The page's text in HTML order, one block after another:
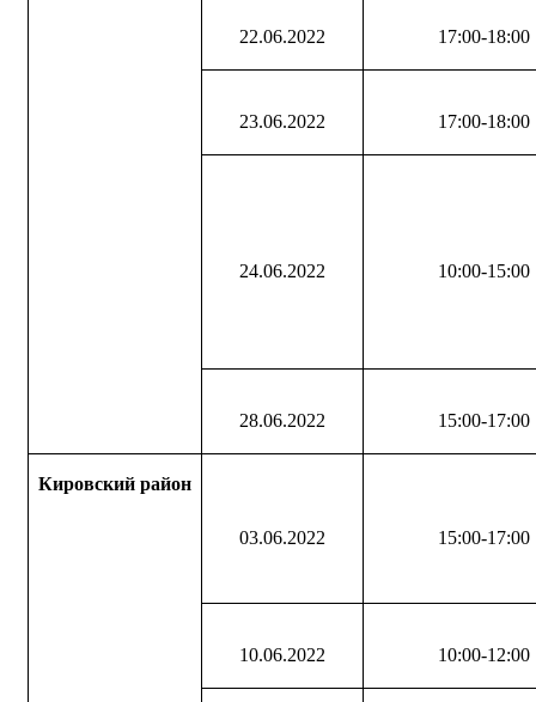
22.06.2022 17:00-18:00
23.06.2022 17:00-18:00
24.06.2022 10:00-15:00
28.06.2022 15:00-17:00
Кировский район
03.06.2022 15:00-17:00
10.06.2022 10:00-12:00